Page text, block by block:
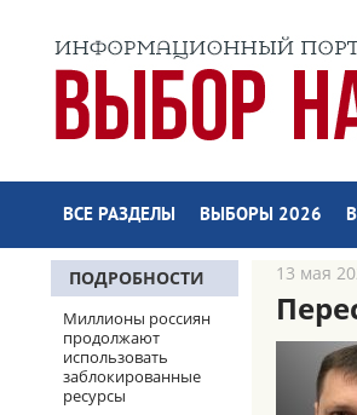
ВСЕ РАЗДЕЛЫ ВЫБОРЫ 2026
ПОДРОБНОСТИ
Миллионы россиян
продолжают
использовать
заблокированные
ресурсы
13 мая